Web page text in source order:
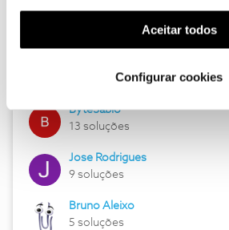
funcionalidade) e adaptar anúncios
(cookies de publicidade
utilização dos cookies clicando em "
Aceitar todos
Configurar cookies
Hall of Fame de julho
17 soluções
ByteSábio
13 soluções
Jose Rodrigues
9 soluções
Bruno Aleixo
5 soluções